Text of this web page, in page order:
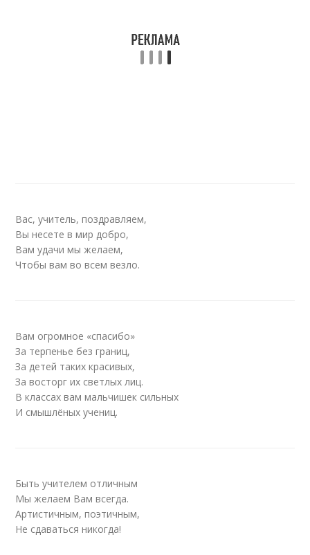
Вас, учитель, поздравляем,
Вы несете в мир добро,
Вам удачи мы желаем,
Чтобы вам во всем везло.
Вам огромное «спасибо»
За терпенье без границ,
За детей таких красивых,
За восторг их светлых лиц.
В классах вам мальчишек сильных
И смышлёных учениц.
Быть учителем отличным
Мы желаем Вам всегда.
Артистичным, поэтичным,
Не сдаваться никогда!